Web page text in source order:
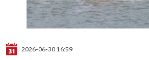
2026-06-30 16:59